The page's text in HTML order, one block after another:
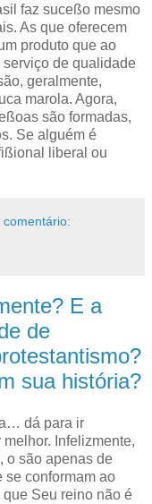
faz suceßo mesmo
As que oferecem
produto que ao
de qualidade
geralmente,
marola. Agora,
são formadas,
Se alguém é
liberal ou
comentário:
E a
de
sua história?
dá para ir
Infelizmente,
o são apenas de
se conformam ao
Seu reino não é